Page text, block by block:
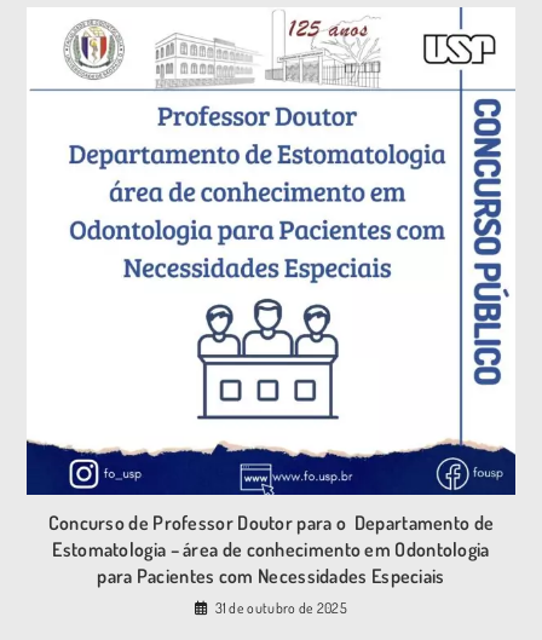
Concurso de Professor Doutor para o Departamento de
Estomatologia – área de conhecimento em Odontologia
para Pacientes com Necessidades Especiais
31 de outubro de 2025